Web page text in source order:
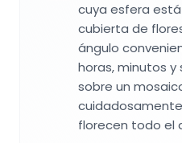
cuya esfera
cubierta de
ángulo
horas, minutos y
sobre un
florecen todo el